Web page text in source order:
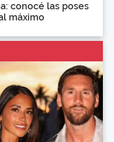
conocé las poses
máximo